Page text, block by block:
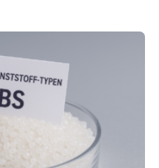
extrem leitfähig und
und effizienten
hebt das Potenzial nun
ersten Mal haben
Göttingen gemeinsam
Bremen und der
in Graphen…